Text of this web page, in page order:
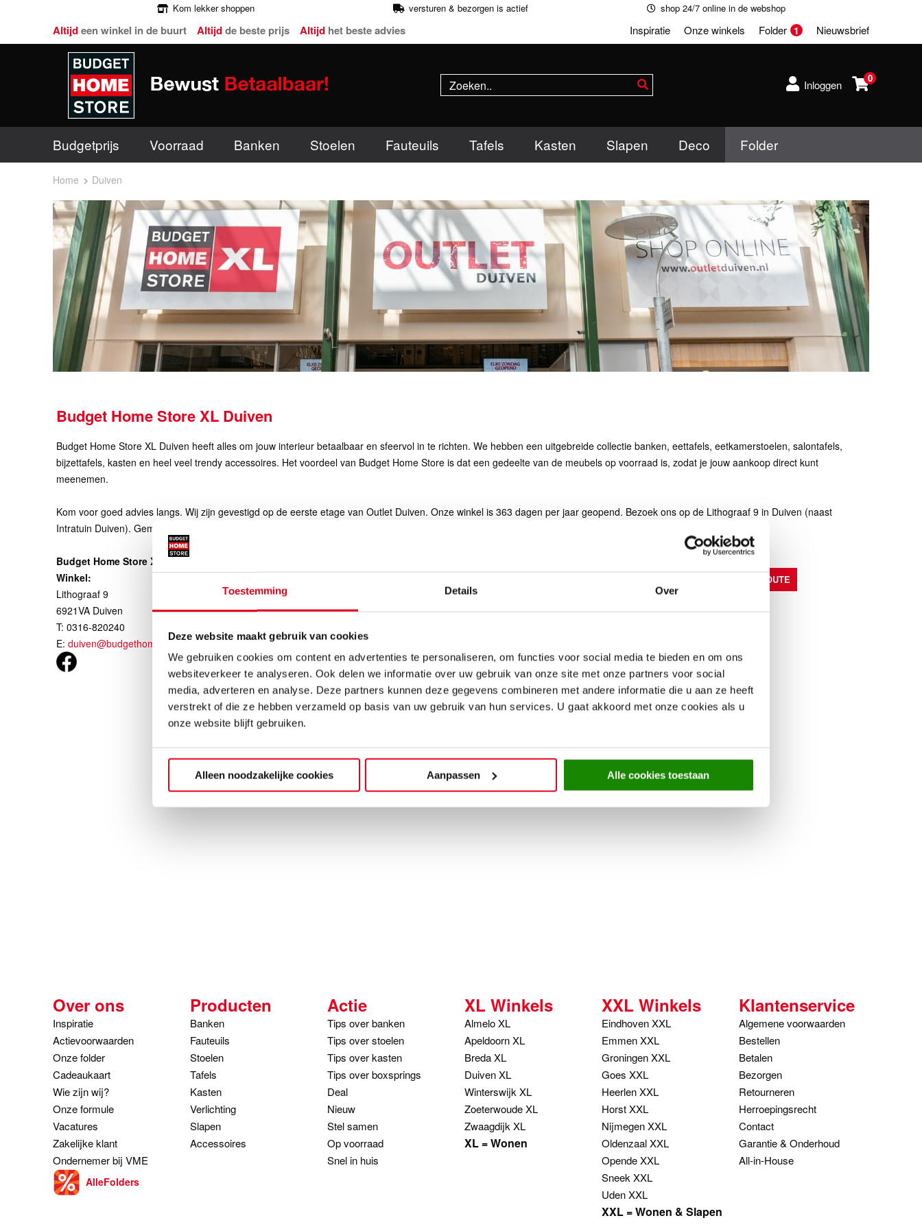
Toestemming Details Over
Deze website maakt gebruik van cookies
We gebruiken cookies om content en advertenties te personaliseren, om functies voor social media te bieden en om ons
websiteverkeer te analyseren. Ook delen we informatie over uw gebruik van onze site met onze partners voor social
media, adverteren en analyse. Deze partners kunnen deze gegevens combineren met andere informatie die u aan ze heeft
verstrekt of die ze hebben verzameld op basis van uw gebruik van hun services. U gaat akkoord met onze cookies als u
onze website blijft gebruiken.
Alleen noodzakelijke cookies Aanpassen Alle cookies toestaan
Kom lekker shoppen versturen & bezorgen is actief shop 24/7 online in de webshop
Altijdeen winkel in de buurt Altijdde beste prijs Altijd het beste advies Inspiratie Onze winkels Folder 1 Nieuwsbrief
Inloggen 0
Budgetprijs Voorraad Banken Stoelen Fauteuils Tafels Kasten Slapen Deco Folder
Home Duiven
Budget Home Store XL Duiven
Budget Home Store XL Duiven heeft alles om jouw interieur betaalbaar en sfeervol in te richten. We hebben een uitgebreide collectie banken, eettafels, eetkamerstoelen, salontafels,
bijzettafels, kasten en heel veel trendy accessoires. Het voordeel van Budget Home Store is dat een gedeelte van de meubels op voorraad is, zodat je jouw aankoop direct kunt
meenemen.
Kom voor goed advies langs. Wij zijn gevestigd op de eerste etage van Outlet Duiven. Onze winkel is 363 dagen per jaar geopend. Bezoek ons op de Lithograaf 9 in Duiven (naast
Intratuin Duiven). Gemakkelijk bereikbaar en met gratis parkeergelegenheid.
Budget Home Store XL Duiven
Winkel:
Lithograaf 9
6921VA Duiven
T: 0316-820240
E: duiven@budgethomestore.nl
Ma.
09:00 - 18:00 uur
Di.
Wo.
09:00 - 18:00 uur
Vr.
09:00 - 21:00 uur
09:00 - 18:00 uur
11:00 - 17:30 uur
3 apr
09.00 – 18.00 uur
09.00 – 18.00 uur
14 mei
09.00 – 18.00 uur
24 mei
09.00 – 17.30 uur
25 mei
09.00 – 18.00 uur
Route plannen
PLAN HIER JE ROUTE
Over ons
Inspiratie
Actievoorwaarden
Onze folder
Cadeaukaart
Wie zijn wij?
Onze formule
Vacatures
Zakelijke klant
Ondernemer bij VME
AlleFolders
Producten
Banken
Fauteuils
Stoelen
Tafels
Kasten
Verlichting
Slapen
Accessoires
Actie
Tips over banken
Tips over stoelen
Tips over kasten
Tips over boxsprings
Deal
Nieuw
Stel samen
Op voorraad
Snel in huis
XL Winkels
Almelo XL
Apeldoorn XL
Breda XL
Duiven XL
Winterswijk XL
Zoeterwoude XL
Zwaagdijk XL
XL = Wonen
XXL Winkels
Eindhoven XXL
Emmen XXL
Groningen XXL
Goes XXL
Heerlen XXL
Horst XXL
Nijmegen XXL
Oldenzaal XXL
Opende XXL
Sneek XXL
Uden XXL
XXL = Wonen & Slapen
Klantenservice
Algemene voorwaarden
Bestellen
Betalen
Bezorgen
Retourneren
Herroepingsrecht
Contact
Garantie & Onderhoud
All-in-House